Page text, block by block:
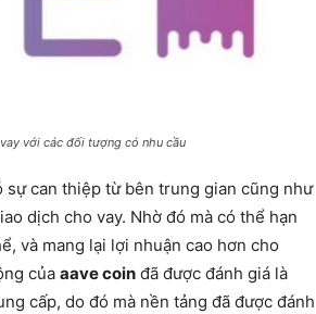
với các đối tượng có nhu cầu
sự can thiệp từ bên trung gian cũng như
dịch cho vay. Nhờ đó mà có thể hạn
và mang lại lợi nhuận cao hơn cho
của aave coin đã được đánh giá là
cấp, do đó mà nền tảng đã được đánh